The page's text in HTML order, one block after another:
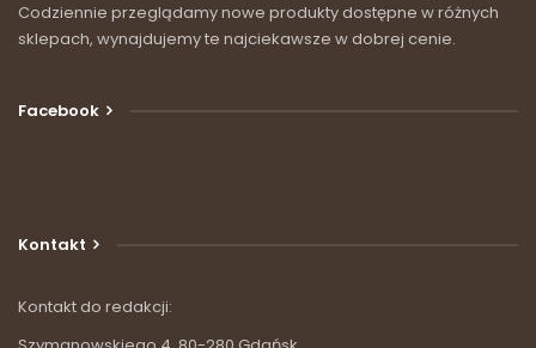
Codziennie przeglądamy nowe produkty dostępne w różnych
sklepach, wynajdujemy te najciekawsze w dobrej cenie.
Facebook
Kontakt
Kontakt do redakcji: